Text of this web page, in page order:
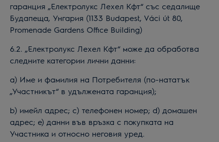
гаранция „Електролукс Лехел Кфт“ със седалище
Будапеща, Унгария (1133 Budapest, Váci út 80,
Promenade Gardens Office Building)
6.2. „Електролукс Лехел Кфт“ може да обработва
следните категории лични данни:
а) Име и фамилия на Потребителя (по-нататък
„Участникът“ в удължената гаранция);
b) имейл адрес; c) телефонен номер; d) домашен
адрес; e) данни във връзка с покупката на
Участника и относно неговия уред.